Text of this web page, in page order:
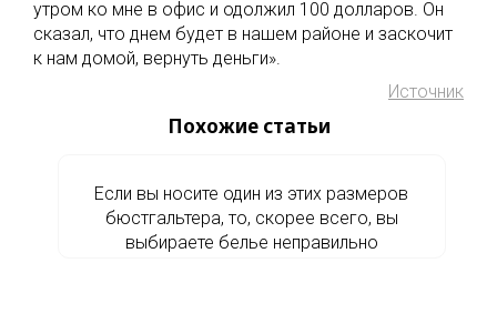
утром ко мне в офис и одолжил 100 долларов. Он
сказал, что днем будет в нашем районе и заскочит
к нам домой, вернуть деньги».
Источник
Похожие статьи
Если вы носите один из этих размеров
бюстгальтера, то, скорее всего, вы
выбираете белье неправильно